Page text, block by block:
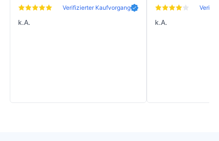
Verifizierter Kaufvorgang
k.A. k.A.